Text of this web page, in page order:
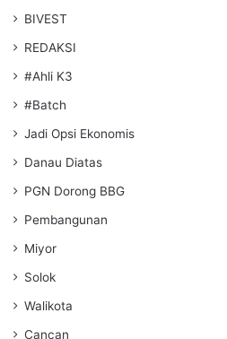
BIVEST
REDAKSI
#Ahli K3
#Batch
Jadi Opsi Ekonomis
Danau Diatas
PGN Dorong BBG
Pembangunan
Miyor
Solok
Walikota
Cancan